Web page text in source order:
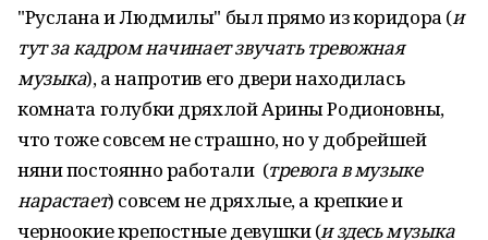
"Руслана и Людмилы" был прямо из коридора (и
тут за кадром начинает звучать тревожная
музыка), а напротив его двери находилась
комната голубки дряхлой Арины Родионовны,
что тоже совсем не страшно, но у добрейшей
няни постоянно работали (тревога в музыке
нарастает) совсем не дряхлые, а крепкие и
черноокие крепостные девушки (и здесь музыка